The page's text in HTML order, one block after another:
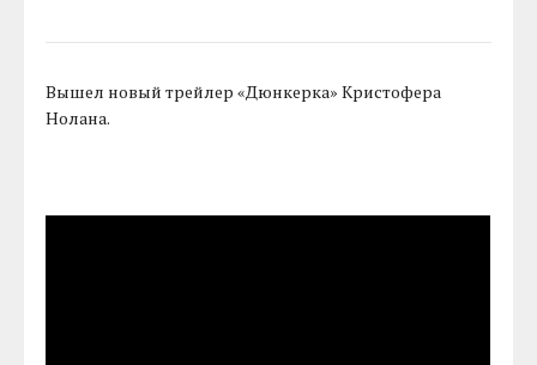
Вышел новый трейлер «Дюнкерка» Кристофера
Нолана.